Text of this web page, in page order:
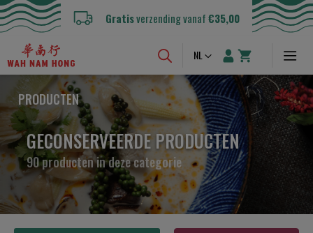
Gratisverzending vanaf€35,00
Taal
NL
PRODUCTEN
GECONSERVEERDE PRODUCTEN
90 producten in deze categorie